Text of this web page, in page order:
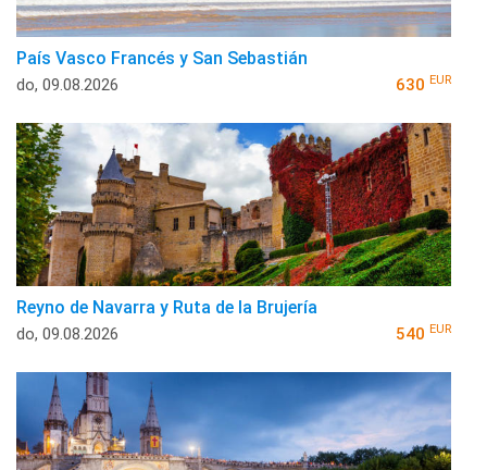
País Vasco Francés y San Sebastián
do, 09.08.2026 630 EUR
Reyno de Navarra y Ruta de la Brujería
do, 09.08.2026 540 EUR